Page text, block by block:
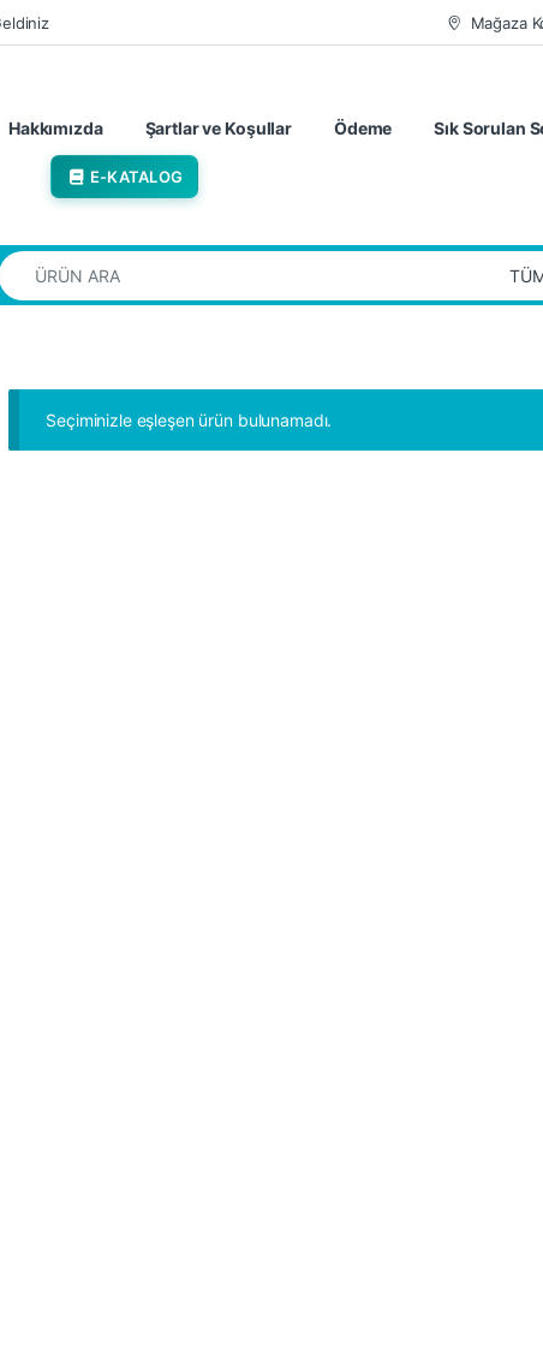
Mağaza
Hakkımızda Şartlar ve Koşullar Ödeme Sık Sorulan
E-KATALOG
Search for:
Seçiminizle eşleşen ürün bulunamadı.